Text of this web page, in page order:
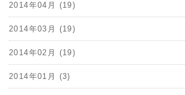
2014年04月 (19)
2014年03月 (19)
2014年02月 (19)
2014年01月 (3)